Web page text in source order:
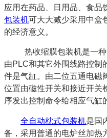
应用在药品、日用品、食品
包装机可大大减少采用中盒
的经济意义。
热收缩膜包装机是一
由PLC和其它外围线路控制
件是气缸。由二位五通电磁
位置由磁性开关和接近开关
序发出控制命令给相应气缸
全自动枕式包装机是国
备，采用普通的电炉丝加热